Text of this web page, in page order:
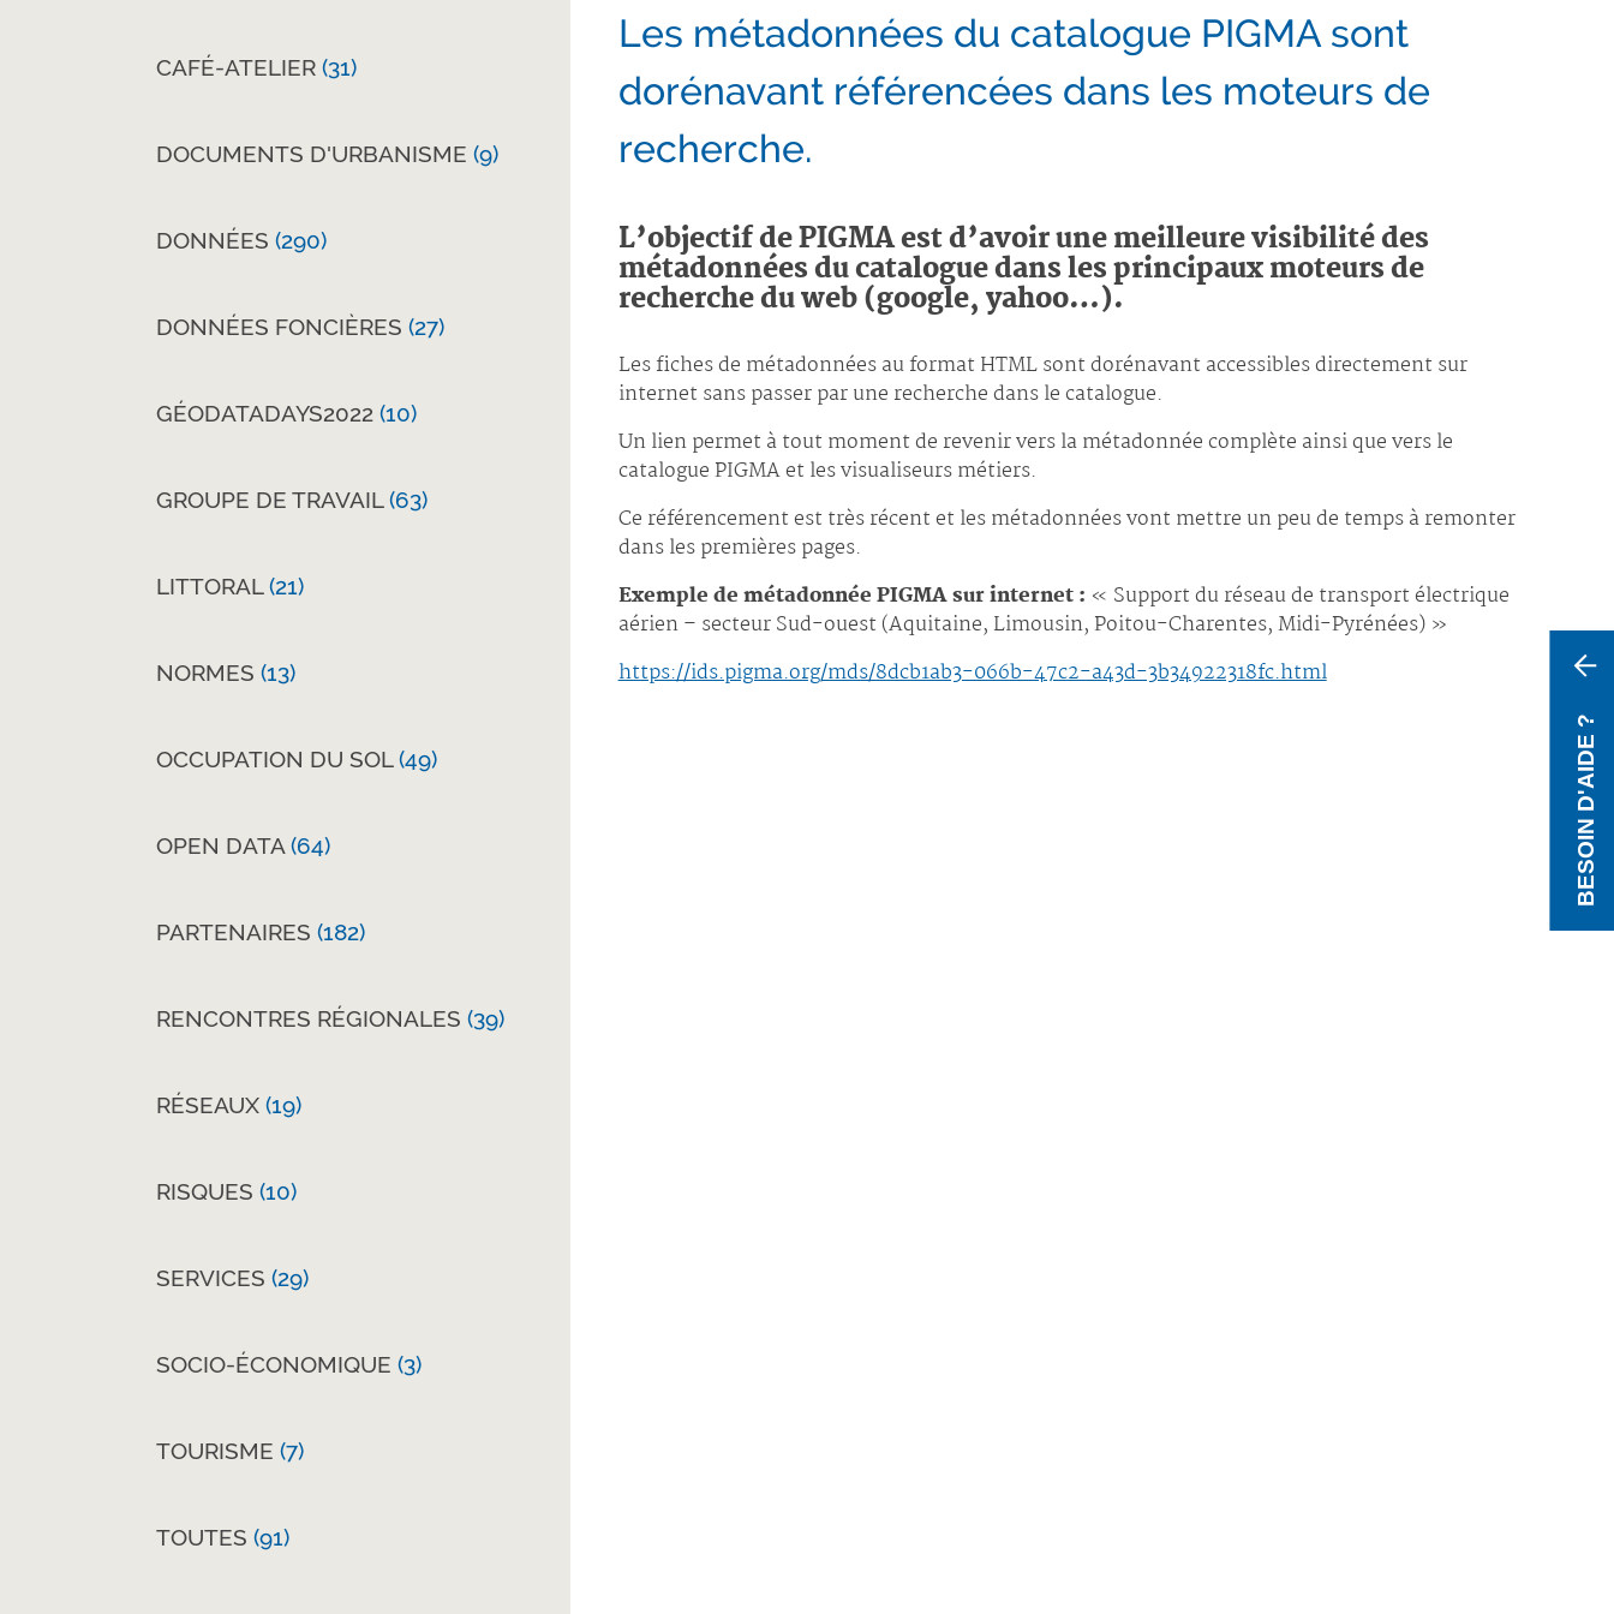
BESOIN D'AIDE ?
CAFÉ-ATELIER (31)
DOCUMENTS D'URBANISME (9)
DONNÉES (290)
DONNÉES FONCIÈRES (27)
GÉODATADAYS2022 (10)
GROUPE DE TRAVAIL(63)
LITTORAL(21)
NORMES (13)
OCCUPATION DU SOL(49)
OPEN DATA (64)
PARTENAIRES (182)
RENCONTRES RÉGIONALES (39)
RÉSEAUX (19)
RISQUES (10)
SERVICES (29)
SOCIO-ÉCONOMIQUE (3)
TOURISME (7)
TOUTES (91)
Les métadonnées du catalogue PIGMA sont
dorénavant référencées dans les moteurs de
recherche.
L’objectif de PIGMA est d’avoir une meilleure visibilité des
métadonnées du catalogue dans les principaux moteurs de
recherche du web (google, yahoo…).
Les fiches de métadonnées au format HTML sont dorénavant accessibles directement sur
internet sans passer par une recherche dans le catalogue.
Un lien permet à tout moment de revenir vers la métadonnée complète ainsi que vers le
catalogue PIGMA et les visualiseurs métiers.
Ce référencement est très récent et les métadonnées vont mettre un peu de temps à remonter
dans les premières pages.
Exemple de métadonnée PIGMA sur internet : « Support du réseau de transport électrique
aérien – secteur Sud-ouest (Aquitaine, Limousin, Poitou-Charentes, Midi-Pyrénées) »
https://ids.pigma.org/mds/8dcb1ab3-066b-47c2-a43d-3b34922318fc.html